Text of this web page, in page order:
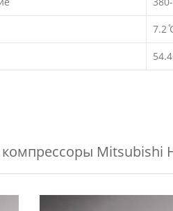
7.2
Mitsubishi